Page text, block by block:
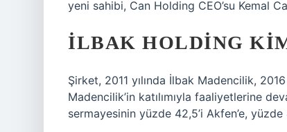
yeni sahibi, Can Holding CEO’su Kemal
İLBAK HOLDING
Şirket, 2011 yılında İlbak Madencilik,
Madencilik’in katılımıyla faaliyetlerine
sermayesinin yüzde 42,5’i Akfen’e, yüzde